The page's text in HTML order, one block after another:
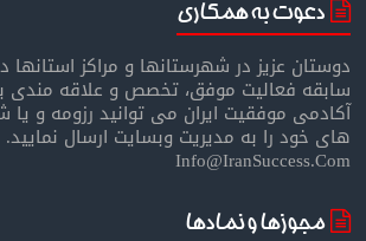
دعوت به همکاری
دوستان عزیز در شهرستانها و مراکز استانها
سابقه فعالیت موفق، تخصص و علاقه مندی
آکادمی موفقیت ایران می توانید رزومه و یا
های خود را به مدیریت وبسایت ارسال نمایید.
Info@IranSuccess.Com
مجوزها و نمادها